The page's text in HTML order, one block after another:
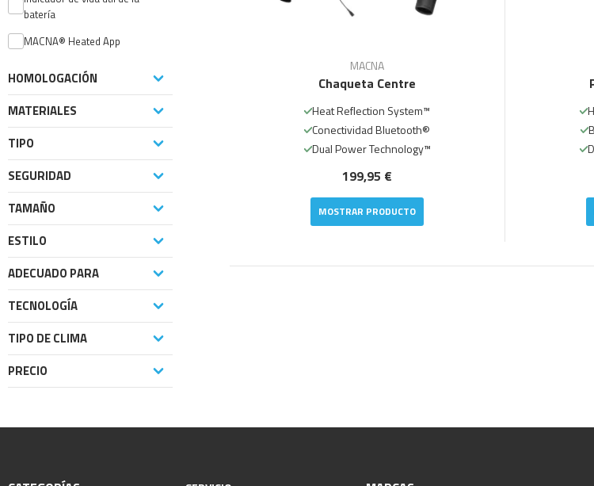
batería
MACNA® Heated App
HOMOLOGACIÓN
MATERIALES
TIPO
SEGURIDAD
TAMAÑO
ESTILO
ADECUADO PARA
TECNOLOGÍA
TIPO DE CLIMA
PRECIO
MACNA
Chaqueta Centre
Heat Reflection System™
Conectividad Bluetooth®
Dual Power Technology™
199,95 €
MOSTRAR PRODUCTO